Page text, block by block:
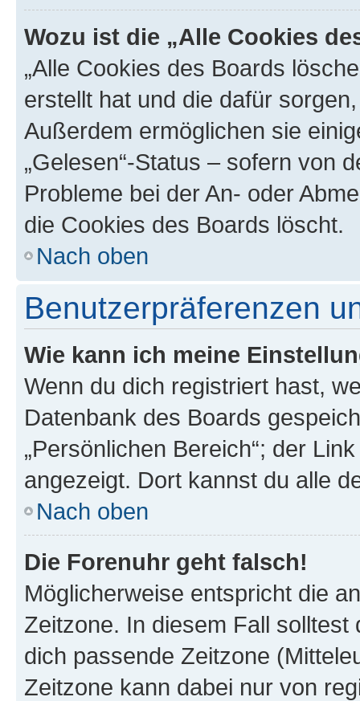
Wozu ist die „Alle Cookies
„Alle Cookies des Boards
erstellt hat und die dafür
Außerdem ermöglichen sie
„Gelesen“-Status – sofern von
Probleme bei der An- oder
die Cookies des Boards löscht.
Nach oben
Benutzerpräferenzen
Wie kann ich meine
Wenn du dich registriert hast,
Datenbank des Boards
„Persönlichen Bereich“; der
angezeigt. Dort kannst du alle
Nach oben
Die Forenuhr geht falsch!
Möglicherweise entspricht die
Zeitzone. In diesem Fall solltest
dich passende Zeitzone
Zeitzone kann dabei nur von